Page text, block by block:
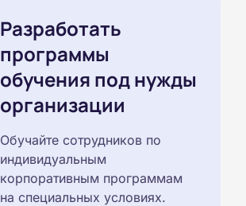
Разработать
программы
обучения под нужды
организации
Обучайте сотрудников по
индивидуальным
корпоративным программам
на специальных условиях.